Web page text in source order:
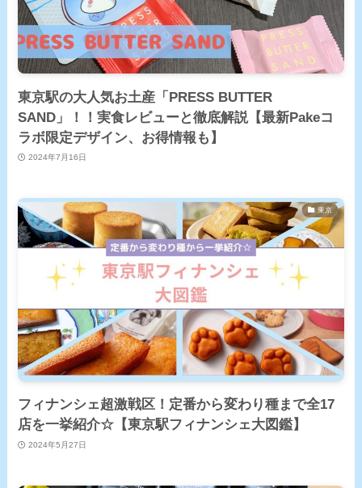
東京駅の大人気お土産「PRESS BUTTER
SAND」！！実食レビューと徹底解説【最新Pakeコ
ラボ限定デザイン、お得情報も】
2024年7月16日
東京
フィナンシェ超激戦区！定番から変わり種まで全17
店を一挙紹介☆【東京駅フィナンシェ大図鑑】
2024年5月27日